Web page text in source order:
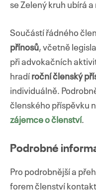
se Zelený kruh ubírá
Součástí řádného
přínosů, včetně
při advokačních
hradí roční členský
individuálně.
členského příspěvku
zájemce o členství.
Podrobné
Pro podrobnější a
forem členství